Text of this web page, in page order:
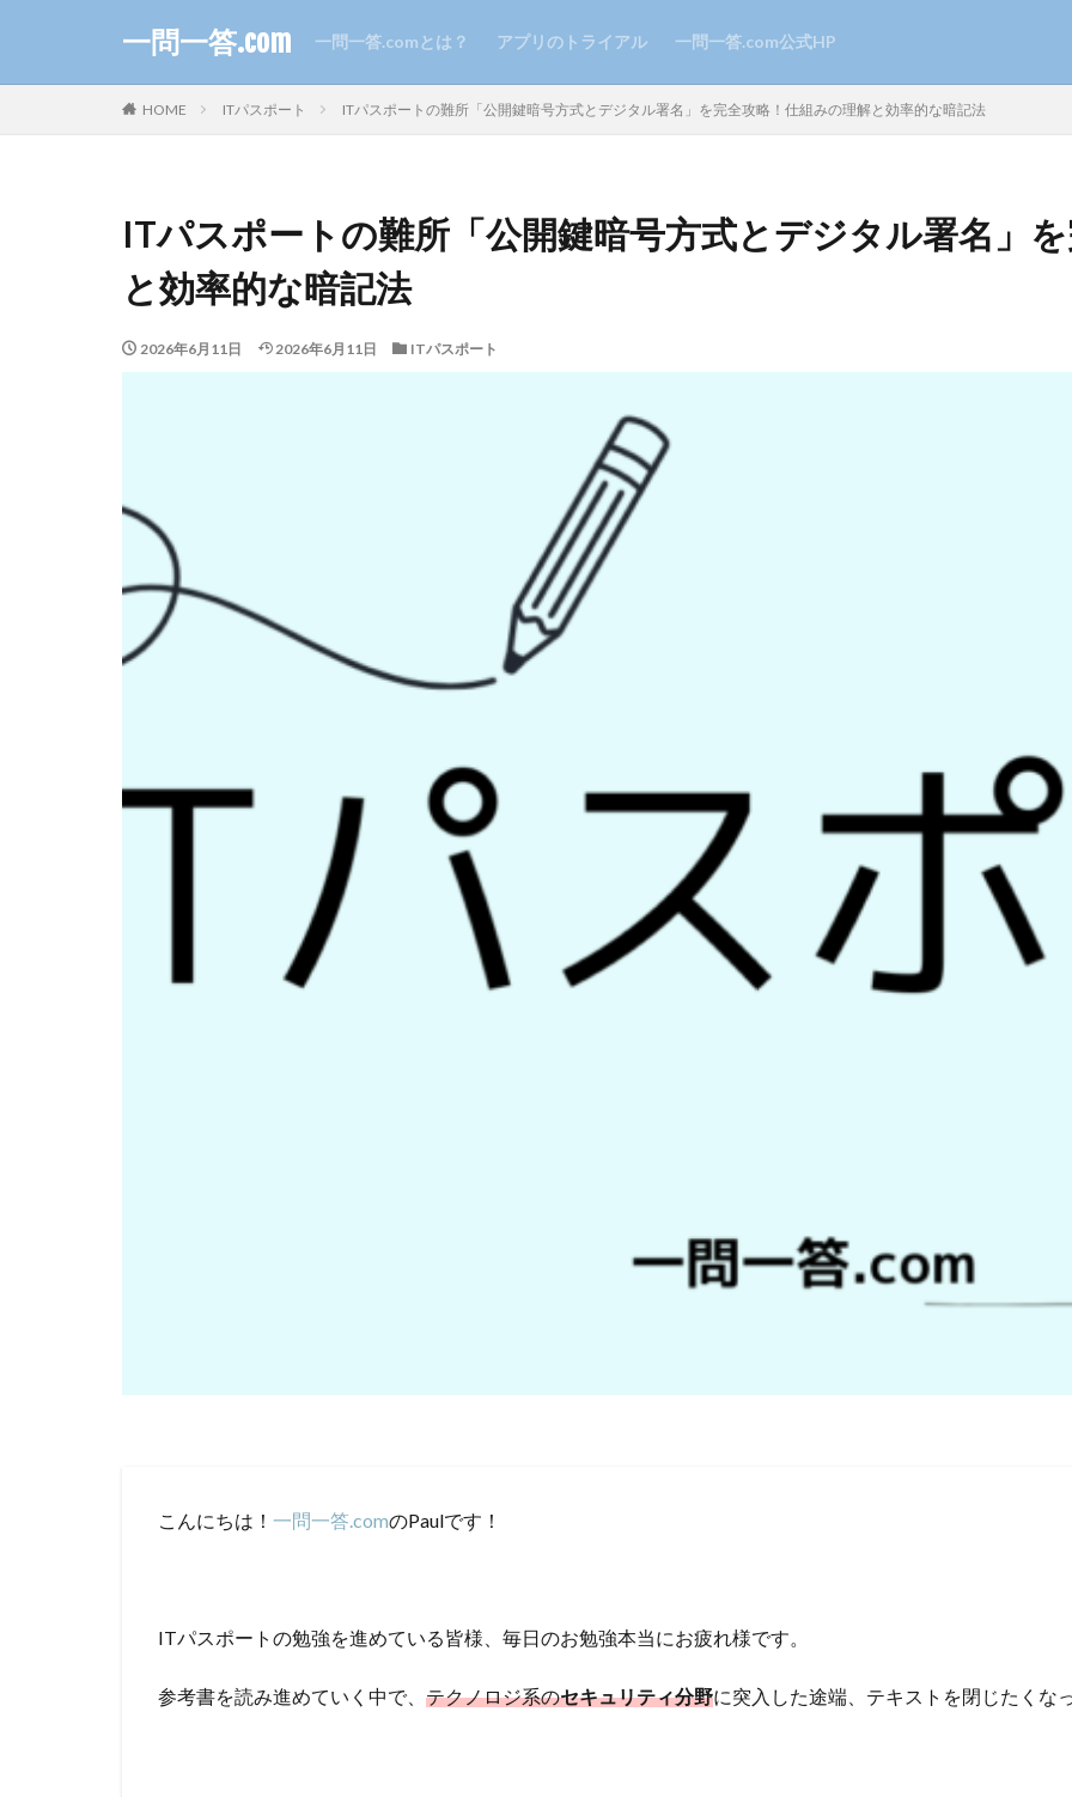
一問一答.com 一問一答.comとは？ アプリのトライアル 一問一答.com公式HP
HOME ITパスポート ITパスポートの難所「公開鍵暗号方式とデジタル署名」を完全攻略！仕組みの理解と効率的な暗記法
ITパスポートの難所「公開鍵暗号方式とデジタル署名」
と効率的な暗記法
2026年6月11日 2026年6月11日 ITパスポート
こんにちは！ 一問一答.comのPaulです！
ITパスポートの勉強を進めている皆様、毎日のお勉強本当にお疲れ様です。
参考書を読み進めていく中で、 テクノロジ系のセキュリティ分野に突入した途端、テキストを閉じたくな